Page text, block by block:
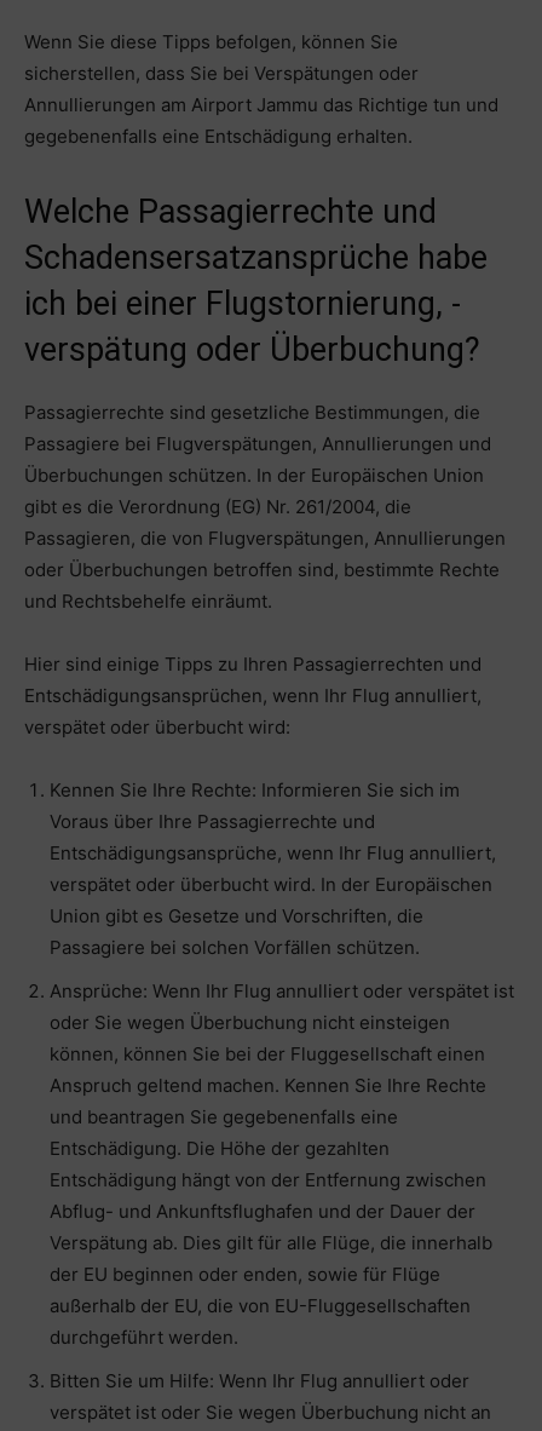
Wenn Sie diese Tipps befolgen, können Sie
sicherstellen, dass Sie bei Verspätungen oder
Annullierungen am Airport Jammu das Richtige tun und
gegebenenfalls eine Entschädigung erhalten.
Welche Passagierrechte und
Schadensersatzansprüche habe
ich bei einer Flugstornierung, -
verspätung oder Überbuchung?
Passagierrechte sind gesetzliche Bestimmungen, die
Passagiere bei Flugverspätungen, Annullierungen und
Überbuchungen schützen. In der Europäischen Union
gibt es die Verordnung (EG) Nr. 261/2004, die
Passagieren, die von Flugverspätungen, Annullierungen
oder Überbuchungen betroffen sind, bestimmte Rechte
und Rechtsbehelfe einräumt.
Hier sind einige Tipps zu Ihren Passagierrechten und
Entschädigungsansprüchen, wenn Ihr Flug annulliert,
verspätet oder überbucht wird:
Kennen Sie Ihre Rechte: Informieren Sie sich im
Voraus über Ihre Passagierrechte und
Entschädigungsansprüche, wenn Ihr Flug annulliert,
verspätet oder überbucht wird. In der Europäischen
Union gibt es Gesetze und Vorschriften, die
Passagiere bei solchen Vorfällen schützen.
Ansprüche: Wenn Ihr Flug annulliert oder verspätet ist
oder Sie wegen Überbuchung nicht einsteigen
können, können Sie bei der Fluggesellschaft einen
Anspruch geltend machen. Kennen Sie Ihre Rechte
und beantragen Sie gegebenenfalls eine
Entschädigung. Die Höhe der gezahlten
Entschädigung hängt von der Entfernung zwischen
Abflug- und Ankunftsflughafen und der Dauer der
Verspätung ab. Dies gilt für alle Flüge, die innerhalb
der EU beginnen oder enden, sowie für Flüge
außerhalb der EU, die von EU-Fluggesellschaften
durchgeführt werden.
Bitten Sie um Hilfe: Wenn Ihr Flug annulliert oder
verspätet ist oder Sie wegen Überbuchung nicht an